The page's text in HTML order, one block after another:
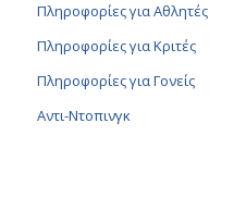
Πληροφορίες για Αθλητές
Πληροφορίες για Κριτές
Πληροφορίες για Γονείς
Αντι-Ντοπινγκ